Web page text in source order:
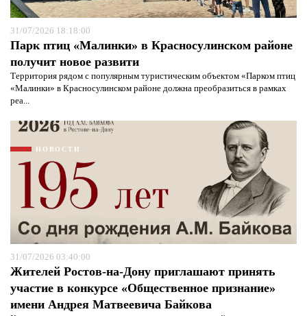
31/07/2026 18:18:00
Парк птиц «Малинки» в Красносулинском районе
получит новое развити
Территория рядом с популярным туристическим объектом «Парком птиц
«Малинки» в Красносулинском районе должна преобразиться в рамках
реа...
НОВОСТИ
31/07/2026 03:40:00
Жителей Ростов-на-Дону приглашают принять
участие в конкурсе «Общественное признание»
имени Андрея Матвеевича Байкова
Я согласен сполитикой конфиденциальности и
защиты информации*
Я согласен сполитикой конфиденциальности и
защиты информации*